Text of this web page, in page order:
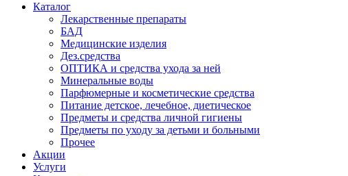
Каталог
Лекарственные препараты
БАД
Медицинские изделия
Дез.средства
ОПТИКА и средства ухода за ней
Минеральные воды
Парфюмерные и косметические средства
Питание детское, лечебное, диетическое
Предметы и средства личной гигиены
Предметы по уходу за детьми и больными
Прочее
Акции
Услуги